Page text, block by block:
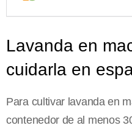
Lavanda en
cuidarla en
Para cultivar lavanda en
contenedor de al menos